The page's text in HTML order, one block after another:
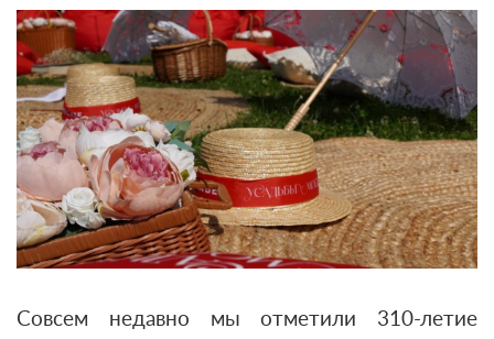
Совсем недавно мы отметили 310-летие